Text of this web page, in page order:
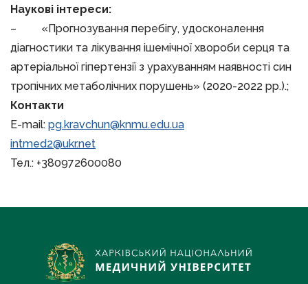
Наукові інтереси:
– «Прогнозування перебігу, удосконалення
діагностики та лікування ішемічної хвороби серця та
артеріальної гіпертензії з урахуванням наявності син
тропічних метаболічних порушень» (2020-2022 рр.).;
Контакти
E-mail: pg.kravchun@knmu.edu.ua
intmed2@ukr.net
Тел.: +380972600080